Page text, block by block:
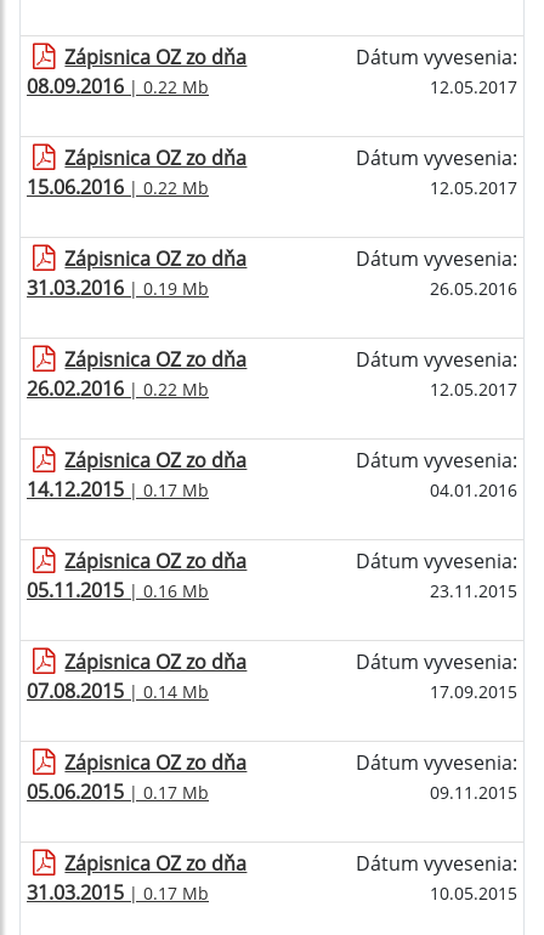
Zápisnica OZ zo dňa
08.09.2016 | 0.22 Mb
Dátum vyvesenia:
12.05.2017
Zápisnica OZ zo dňa
15.06.2016 | 0.22 Mb
Dátum vyvesenia:
12.05.2017
Zápisnica OZ zo dňa
31.03.2016 | 0.19 Mb
Dátum vyvesenia:
26.05.2016
Zápisnica OZ zo dňa
26.02.2016 | 0.22 Mb
Dátum vyvesenia:
12.05.2017
Zápisnica OZ zo dňa
14.12.2015 | 0.17 Mb
Dátum vyvesenia:
04.01.2016
Zápisnica OZ zo dňa
05.11.2015 | 0.16 Mb
Dátum vyvesenia:
23.11.2015
Zápisnica OZ zo dňa
07.08.2015 | 0.14 Mb
Dátum vyvesenia:
17.09.2015
Zápisnica OZ zo dňa
05.06.2015 | 0.17 Mb
Dátum vyvesenia:
09.11.2015
Zápisnica OZ zo dňa
31.03.2015 | 0.17 Mb
Dátum vyvesenia:
10.05.2015